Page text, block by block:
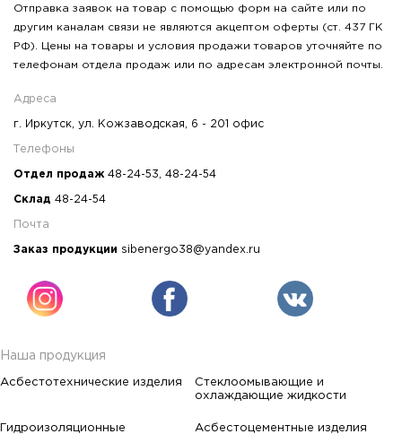
Отправка заявок на товар с помощью форм на сайте или по
другим каналам связи не являются акцептом оферты (ст. 437 ГК
РФ). Цены на товары и условия продажи товаров уточняйте по
телефонам отдела продаж или по адресам электронной почты.
Адреса
г. Иркутск, ул. Кожзаводская, 6 - 201 офис
Телефоны
Отдел продаж 48-24-53, 48-24-54
Склад 48-24-54
Почта
Заказ продукции sibenergo38@yandex.ru
Наша продукция
Асбестотехнические изделия
Стеклоомывающие и
охлаждающие жидкости
Гидроизоляционные
Асбестоцементные изделия